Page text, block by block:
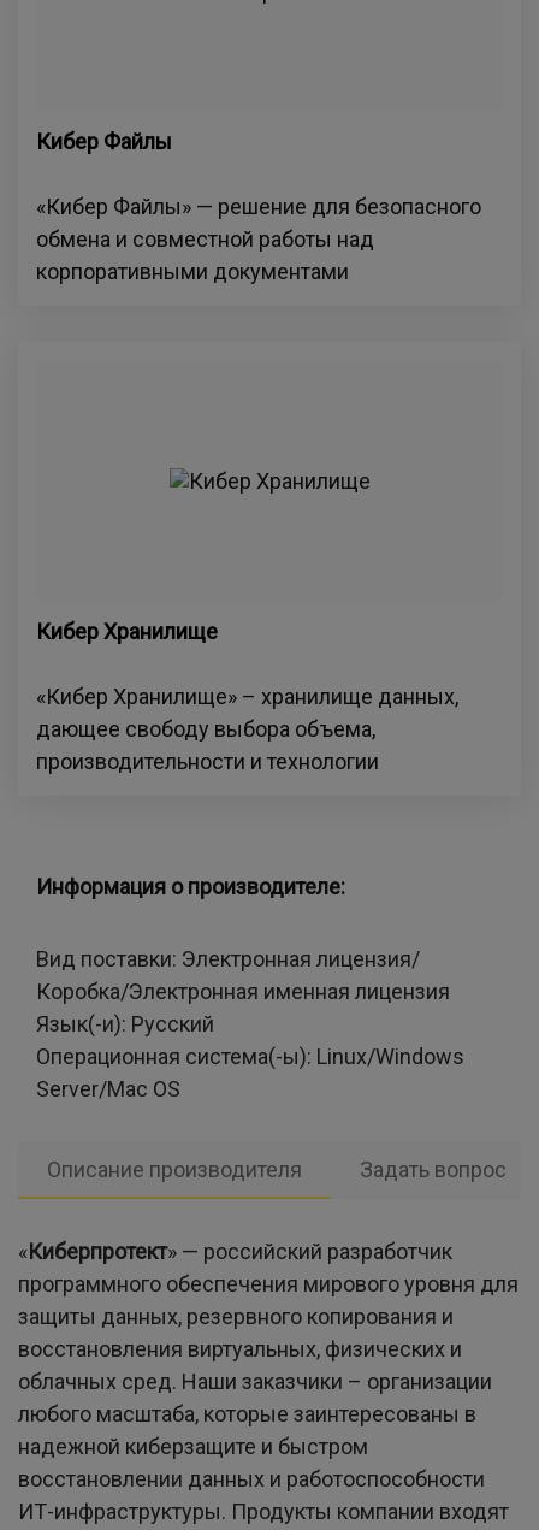
Кибер Файлы
«Кибер Файлы» — решение для безопасного
обмена и совместной работы над
корпоративными документами
Кибер Хранилище
«Кибер Хранилище» – хранилище данных,
дающее свободу выбора объема,
производительности и технологии
Информация о производителе:
Вид поставки: Электронная лицензия/
Коробка/Электронная именная лицензия
Язык(-и): Русский
Операционная система(-ы): Linux/Windows
Server/Mac OS
Описание производителя Задать вопрос
«Киберпротект» — российский разработчик
программного обеспечения мирового уровня для
защиты данных, резервного копирования и
восстановления виртуальных, физических и
облачных сред. Наши заказчики – организации
любого масштаба, которые заинтересованы в
надежной киберзащите и быстром
восстановлении данных и работоспособности
ИТ-инфраструктуры. Продукты компании входят